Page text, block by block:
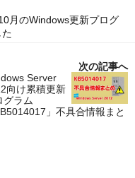
月のWindows更新プログ
次の記事へ
Server
向け累積更新
グラム
」不具合情報まと